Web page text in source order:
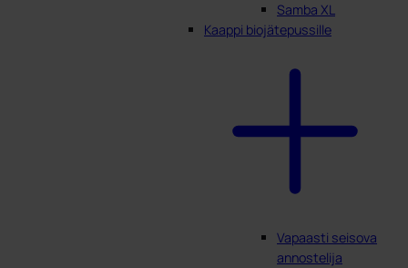
Samba XL
Kaappi biojätepussille
Vapaasti seisova
annostelija